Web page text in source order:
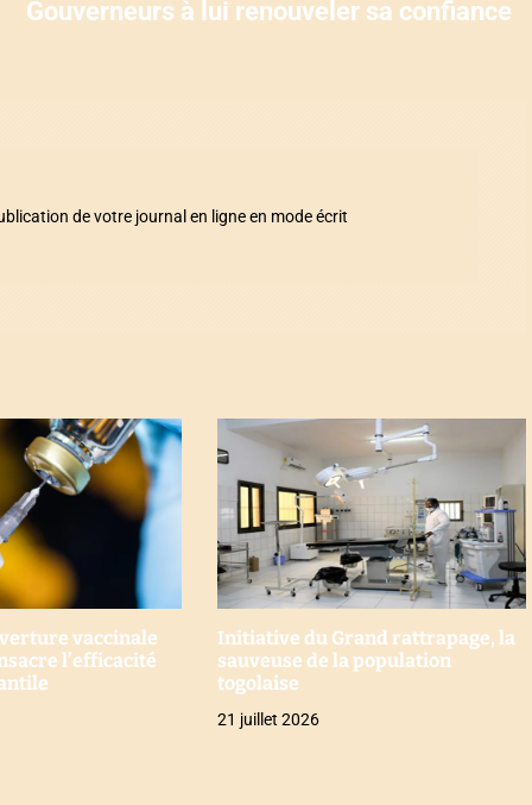
Gouverneurs à lui renouveler sa confiance
de votre journal en ligne en mode écrit
vaccinale
l’efficacité
Initiative du Grand rattrapage, la
sauveuse de la population
togolaise
21 juillet 2026